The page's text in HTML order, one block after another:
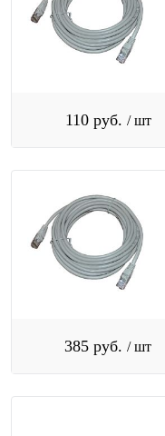
110 руб. / шт
385 руб. / шт